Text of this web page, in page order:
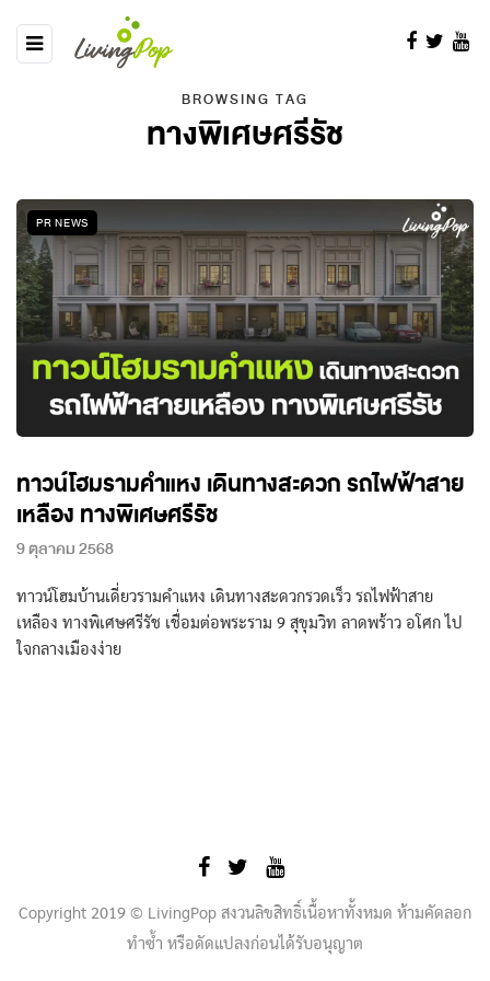
BROWSING TAG
ทางพิเศษศรีรัช
PR NEWS
ทาวน์โฮมรามคำแหง เดินทางสะดวก รถไฟฟ้าสาย
เหลือง ทางพิเศษศรีรัช
9 ตุลาคม 2568
ทาวน์โฮมบ้านเดี่ยวรามคำแหง เดินทางสะดวกรวดเร็ว รถไฟฟ้าสาย
เหลือง ทางพิเศษศรีรัช เชื่อมต่อพระราม 9 สุขุมวิท ลาดพร้าว อโศก ไป
ใจกลางเมืองง่าย
Copyright 2019 © LivingPop สงวนลิขสิทธิ์เนื้อหาทั้งหมด ห้ามคัดลอก
ทำซ้ำ หรือดัดแปลงก่อนได้รับอนุญาต